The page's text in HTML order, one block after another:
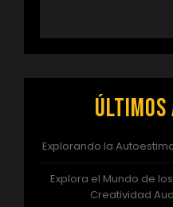
Explorando la
Explora el Mundo de
Creatividad